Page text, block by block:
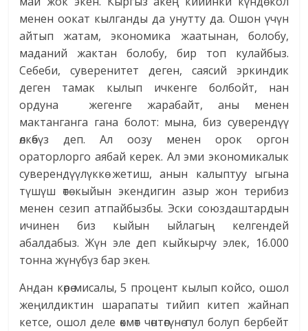
менен оокат кылганды да унутту да. Ошон үчүн
айтып жатам, экономика жаатынан, болобу,
маданий жактан болобу, бир топ кулайбыз.
Себеби, суверенитет деген, саясий эркиндик
деген тамак кылып ичкенге болбойт, нан
ордуна жегенге жарабайт, аны менен
мактанганга гана болот: мына, биз суверендүү
өлкөбүз деп. Ал оозу менен орок оргон
ораторлорго аябай керек. Ал эми экономикалык
суверендүүлүккө жетиш, анын калыптуу ыгына
түшүш өтө кыйын экендигин азыр жон терибиз
менен сезип атпайбызбы. Эски союздаштардын
ичинен биз кыйын ыйлагың келгендей
абалдабыз. Жүн эле деп кыйкырчу элек, 16.000
тонна жүнүбүз бар экен.
Андан көрө мисалы, 5 процент кылып койсо, ошол
жеңилдиктин шарапаты тийип китеп жайнап
кетсе, ошол деле өкмөт чөнтөгүнө пул болуп бербейт